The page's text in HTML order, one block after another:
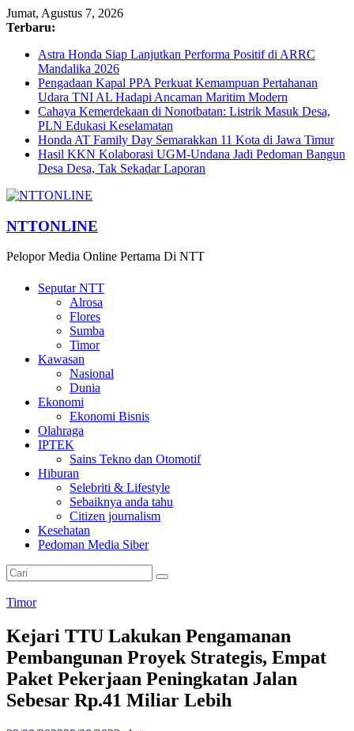
Jumat, Agustus 7, 2026
Terbaru:
Astra Honda Siap Lanjutkan Performa Positif di ARRC
Mandalika 2026
Pengadaan Kapal PPA Perkuat Kemampuan Pertahanan
Udara TNI AL Hadapi Ancaman Maritim Modern
Cahaya Kemerdekaan di Nonotbatan: Listrik Masuk Desa,
PLN Edukasi Keselamatan
Honda AT Family Day Semarakkan 11 Kota di Jawa Timur
Hasil KKN Kolaborasi UGM-Undana Jadi Pedoman Bangun
Desa Desa, Tak Sekadar Laporan
NTTONLINE
Pelopor Media Online Pertama Di NTT
Seputar NTT
Alrosa
Flores
Sumba
Timor
Kawasan
Nasional
Dunia
Ekonomi
Ekonomi Bisnis
Olahraga
IPTEK
Sains Tekno dan Otomotif
Hiburan
Selebriti & Lifestyle
Sebaiknya anda tahu
Citizen journalism
Kesehatan
Pedoman Media Siber
Timor
Kejari TTU Lakukan Pengamanan
Pembangunan Proyek Strategis, Empat
Paket Pekerjaan Peningkatan Jalan
Sebesar Rp.41 Miliar Lebih